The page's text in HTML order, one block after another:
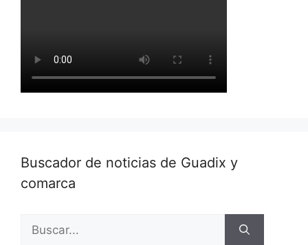
Buscador de noticias de Guadix y
comarca
Buscar: